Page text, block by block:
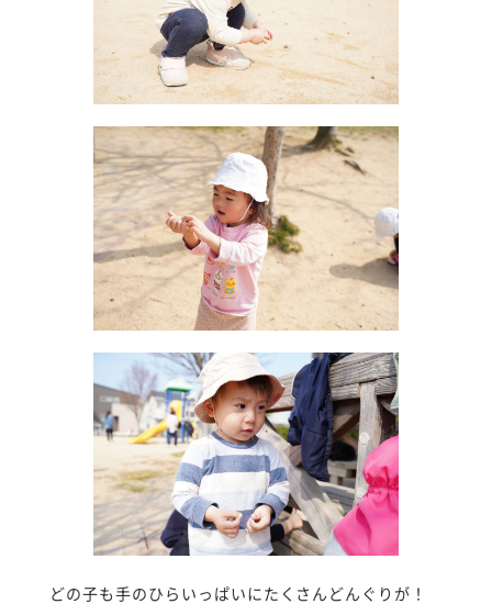
どの子も手のひらいっぱいにたくさんどんぐりが！